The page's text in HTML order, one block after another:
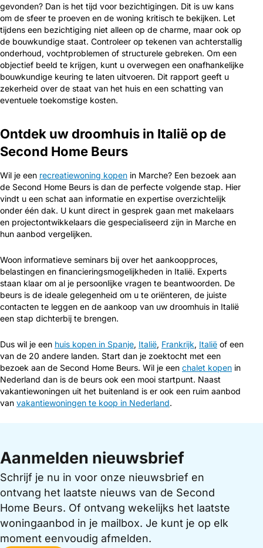
gevonden? Dan is het tijd voor bezichtigingen. Dit is uw kans
om de sfeer te proeven en de woning kritisch te bekijken. Let
tijdens een bezichtiging niet alleen op de charme, maar ook op
de bouwkundige staat. Controleer op tekenen van achterstallig
onderhoud, vochtproblemen of structurele gebreken. Om een
objectief beeld te krijgen, kunt u overwegen een onafhankelijke
bouwkundige keuring te laten uitvoeren. Dit rapport geeft u
zekerheid over de staat van het huis en een schatting van
eventuele toekomstige kosten.
Ontdek uw droomhuis in Italië op de
Second Home Beurs
Wil je een recreatiewoning kopen in Marche? Een bezoek aan
de Second Home Beurs is dan de perfecte volgende stap. Hier
vindt u een schat aan informatie en expertise overzichtelijk
onder één dak. U kunt direct in gesprek gaan met makelaars
en projectontwikkelaars die gespecialiseerd zijn in Marche en
hun aanbod vergelijken.
Woon informatieve seminars bij over het aankoopproces,
belastingen en financieringsmogelijkheden in Italië. Experts
staan klaar om al je persoonlijke vragen te beantwoorden. De
beurs is de ideale gelegenheid om u te oriënteren, de juiste
contacten te leggen en de aankoop van uw droomhuis in Italië
een stap dichterbij te brengen.
Dus wil je een huis kopen in Spanje, Italië, Frankrijk, Italië of een
van de 20 andere landen. Start dan je zoektocht met een
bezoek aan de Second Home Beurs. Wil je een chalet kopen in
Nederland dan is de beurs ook een mooi startpunt. Naast
vakantiewoningen uit het buitenland is er ook een ruim aanbod
van vakantiewoningen te koop in Nederland.
Aanmelden nieuwsbrief
Schrijf je nu in voor onze nieuwsbrief en
ontvang het laatste nieuws van de Second
Home Beurs. Of ontvang wekelijks het laatste
woningaanbod in je mailbox. Je kunt je op elk
moment eenvoudig afmelden.